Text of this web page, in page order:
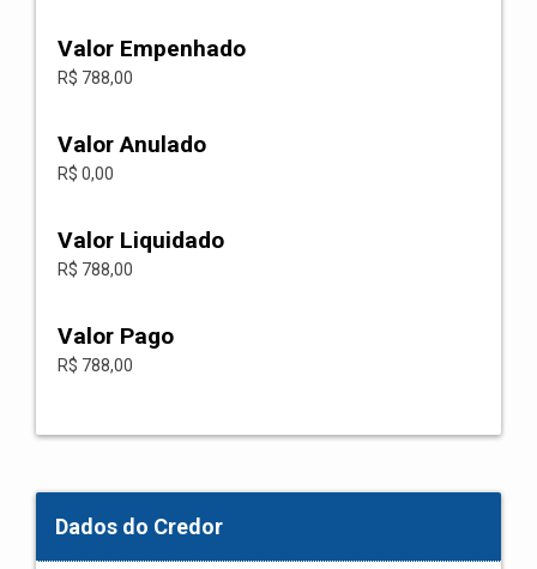
Valor Empenhado
R$ 788,00
Valor Anulado
R$ 0,00
Valor Liquidado
R$ 788,00
Valor Pago
R$ 788,00
Dados do Credor